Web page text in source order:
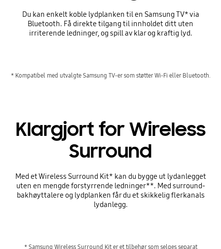
Du kan enkelt koble lydplanken til en Samsung TV* via
Bluetooth. Få direkte tilgang til innholdet ditt uten
irriterende ledninger, og spill av klar og kraftig lyd.
* Kompatibel med utvalgte Samsung TV-er som støtter Wi-Fi eller Bluetooth.
Klargjort for Wireless
Surround
Med et Wireless Surround Kit* kan du bygge ut lydanlegget
uten en mengde forstyrrende ledninger**. Med surround-
bakhøyttalere og lydplanken får du et skikkelig flerkanals
lydanlegg.
* Samsung Wireless Surround Kit er et tilbehør som selges separat